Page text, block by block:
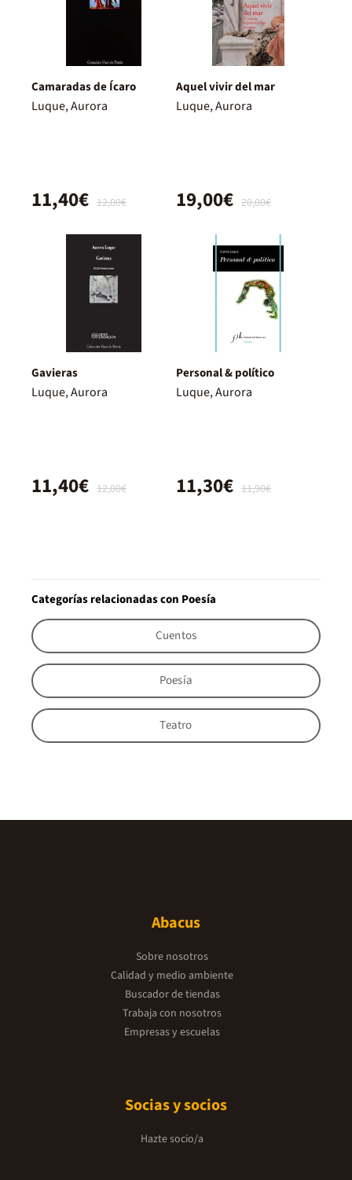
Camaradas de Ícaro
Luque, Aurora
12,00€
11,40€
Aquel vivir del mar
Luque, Aurora
20,00€
19,00€
Gavieras
Luque, Aurora
12,00€
11,40€
Personal & político
Luque, Aurora
11,90€
11,30€
Categorías relacionadas con Poesía
Cuentos
Poesía
Teatro
Abacus
Sobre nosotros
Calidad y medio ambiente
Buscador de tiendas
Trabaja con nosotros
Empresas y escuelas
Socias y socios
Hazte socio/a